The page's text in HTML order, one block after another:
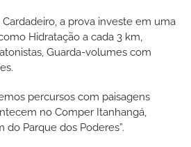
a prova investe em uma
Hidratação a cada 3 km,
Guarda-volumes com
percursos com paisagens
no Comper Itanhangá,
Parque dos Poderes”.